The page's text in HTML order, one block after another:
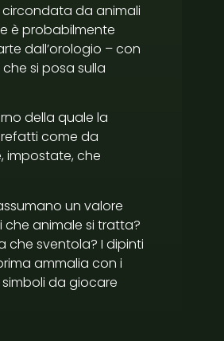
circondata da animali
è probabilmente
dall’orologio – con
si posa sulla
della quale la
come da
impostate, che
un valore
che animale si tratta?
che sventola? I dipinti
ammalia con i
da giocare